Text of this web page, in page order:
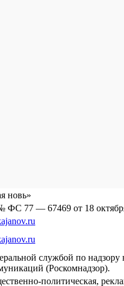
новь»
ФС 77 — 67469 от 18
службой по
(Роскомнадзор).
политическая,